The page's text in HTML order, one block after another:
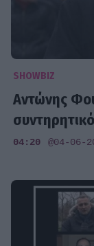
SHOWBIZ
Αντώνης
04:20 @04-06-